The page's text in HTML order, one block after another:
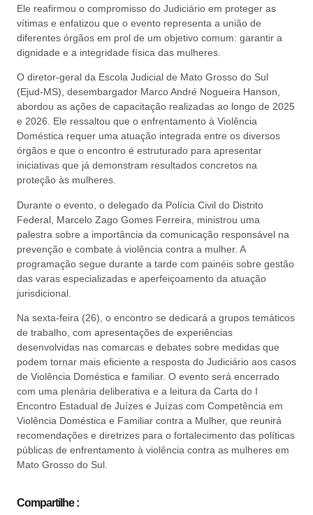
Ele reafirmou o compromisso do Judiciário em proteger as
vítimas e enfatizou que o evento representa a união de
diferentes órgãos em prol de um objetivo comum: garantir a
dignidade e a integridade física das mulheres.
O diretor-geral da Escola Judicial de Mato Grosso do Sul
(Ejud-MS), desembargador Marco André Nogueira Hanson,
abordou as ações de capacitação realizadas ao longo de 2025
e 2026. Ele ressaltou que o enfrentamento à Violência
Doméstica requer uma atuação integrada entre os diversos
órgãos e que o encontro é estruturado para apresentar
iniciativas que já demonstram resultados concretos na
proteção às mulheres.
Durante o evento, o delegado da Polícia Civil do Distrito
Federal, Marcelo Zago Gomes Ferreira, ministrou uma
palestra sobre a importância da comunicação responsável na
prevenção e combate à violência contra a mulher. A
programação segue durante a tarde com painéis sobre gestão
das varas especializadas e aperfeiçoamento da atuação
jurisdicional.
Na sexta-feira (26), o encontro se dedicará a grupos temáticos
de trabalho, com apresentações de experiências
desenvolvidas nas comarcas e debates sobre medidas que
podem tornar mais eficiente a resposta do Judiciário aos casos
de Violência Doméstica e familiar. O evento será encerrado
com uma plenária deliberativa e a leitura da Carta do I
Encontro Estadual de Juízes e Juízas com Competência em
Violência Doméstica e Familiar contra a Mulher, que reunirá
recomendações e diretrizes para o fortalecimento das políticas
públicas de enfrentamento à violência contra as mulheres em
Mato Grosso do Sul.
Compartilhe :